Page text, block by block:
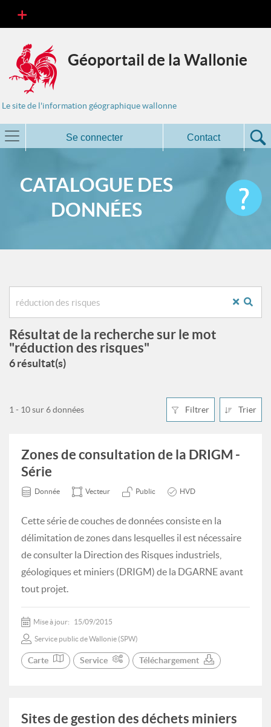
Géoportail de la Wallonie
Le site de l'information géographique wallonne
Se connecter Contact
CATALOGUE DES
DONNÉES
Résultat de la recherche sur le mot
"réduction des risques"
6 résultat(s)
Filtrer Trier
1 - 10 sur 6 données
Zones de consultation de la DRIGM -
Série
Donnée Vecteur Public HVD
Cette série de couches de données consiste en la
délimitation de zones dans lesquelles il est nécessaire
de consulter la Direction des Risques industriels,
géologiques et miniers (DRIGM) de la DGARNE avant
tout projet.
Mise à jour: 15/09/2015
Service public de Wallonie (SPW)
Carte Service Téléchargement
Sites de gestion des déchets miniers